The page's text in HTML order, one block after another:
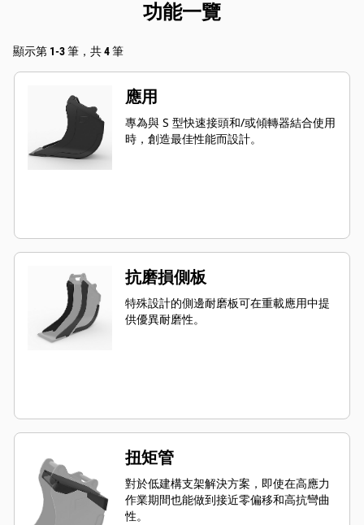
功能一覽
顯示第 1-3 筆，共 4 筆
應用
專為與 S 型快速接頭和/或傾轉器結合使用
時，創造最佳性能而設計。
抗磨損側板
特殊設計的側邊耐磨板可在重載應用中提
供優異耐磨性。
扭矩管
對於低建構支架解決方案，即使在高應力
作業期間也能做到接近零偏移和高抗彎曲
性。